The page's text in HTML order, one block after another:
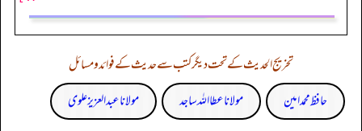
تخریج الحدیث کے تحت دیگر کتب سے حدیث کے فوائد و مسائل
حافظ محمد امین
مولانا عطا اللہ ساجد مولانا عبد العزیز علوی